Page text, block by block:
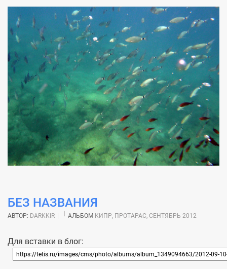
БЕЗ НАЗВАНИЯ
АВТОР: DARKKIR АЛЬБОМ КИПР, ПРОТАРАС, СЕНТЯБРЬ 2012
Для вставки в блог: